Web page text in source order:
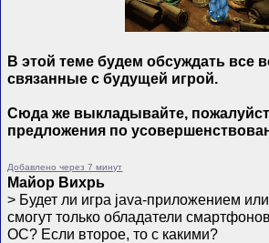
В этой теме будем обсуждать все
связанные с будущей игрой.
Сюда же выкладывайте,
предложения по
Добавлено через 7 минут
Майор Вихрь
> Будет ли игра java-приложением
смогут только обладатели
ОС? Если второе, то с какими?